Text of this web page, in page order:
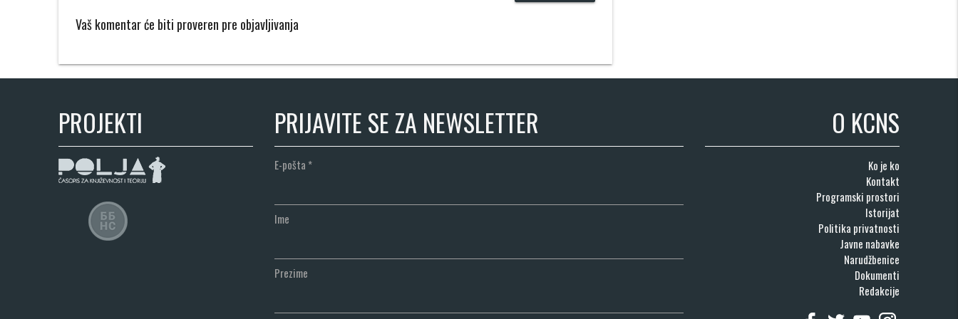
Vaš komentar će biti proveren pre objavljivanja
PROJEKTI PRIJAVITE SE ZA NEWSLETTER
E-pošta *
Ime
Prezime
O KCNS
Ko je ko
Kontakt
Programski prostori
Istorijat
Politika privatnosti
Javne nabavke
Narudžbenice
Dokumenti
Redakcije